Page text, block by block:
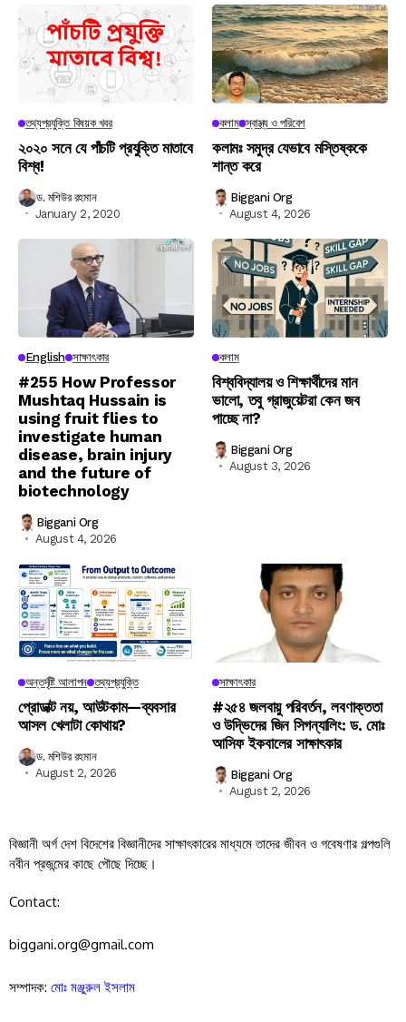
তথ্যপ্রযুক্তি বিষয়ক খবর
২০২০ সনে যে পাঁচটি প্রযুক্তি মাতাবে
বিশ্ব!
ড. মশিউর রহমান
January 2, 2020
কলাম স্বাস্থ্য ও পরিবেশ
কলামঃ সমুদ্র যেভাবে মস্তিষ্ককে
শান্ত করে
Biggani Org
August 4, 2026
English সাক্ষাৎকার
#255 How Professor
Mushtaq Hussain is
using fruit flies to
investigate human
disease, brain injury
and the future of
biotechnology
Biggani Org
August 4, 2026
কলাম
বিশ্ববিদ্যালয় ও শিক্ষার্থীদের মান
ভালো, তবু গ্রাজুয়েটরা কেন জব
পাচ্ছে না?
Biggani Org
August 3, 2026
অন্তর্দৃষ্টি আলাপন তথ্যপ্রযুক্তি
প্রোডাক্ট নয়, আউটকাম—ব্যবসার
আসল খেলাটা কোথায়?
ড. মশিউর রহমান
August 2, 2026
সাক্ষাৎকার
#২৫৪ জলবায়ু পরিবর্তন, লবণাক্ততা
ও উদ্ভিদের জিন সিগন্যালিং: ড. মোঃ
আসিফ ইকবালের সাক্ষাৎকার
Biggani Org
August 2, 2026
বিজ্ঞানী অর্গ দেশ বিদেশের বিজ্ঞানীদের সাক্ষাৎকারের মাধ্যমে তাদের জীবন ও গবেষণার গল্পগুলি
নবীন প্রজন্মের কাছে পৌছে দিচ্ছে।
Contact:
biggani.org@gmail.com
সম্পাদক: মোঃ মঞ্জুরুল ইসলাম